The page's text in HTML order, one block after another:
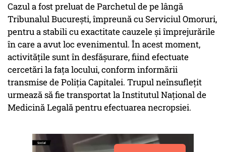
Cazul a fost preluat de Parchetul de pe lângă
Tribunalul București, împreună cu Serviciul Omoruri,
pentru a stabili cu exactitate cauzele și împrejurările
în care a avut loc evenimentul. În acest moment,
activitățile sunt în desfășurare, fiind efectuate
cercetări la fața locului, conform informării
transmise de Poliția Capitalei. Trupul neînsuflețit
urmează să fie transportat la Institutul Național de
Medicină Legală pentru efectuarea necropsiei.